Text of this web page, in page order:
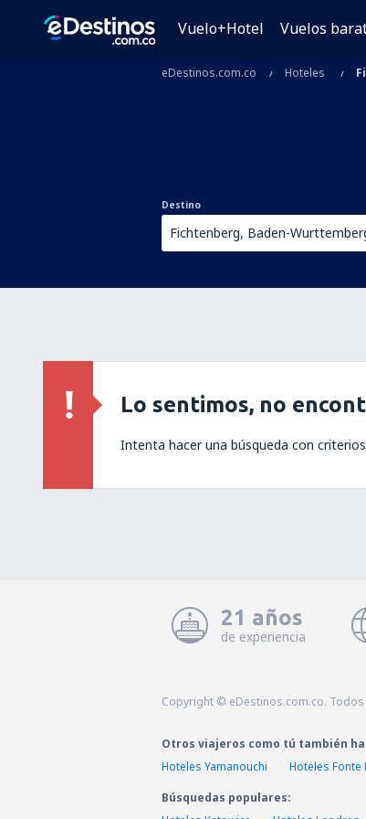
Vuelo+Hotel Vuelos
eDestinos.com.co Hoteles
Destino
Lo sentimos, no
Intenta hacer una búsqueda con
21 años
de experiencia
Copyright © eDestinos.com.co.
Otros viajeros como tú también
Hoteles Yamanouchi
Hoteles Fonte
Búsquedas populares: